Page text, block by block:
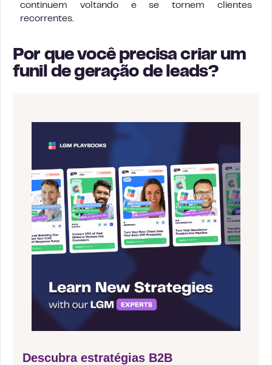
continuem voltando e se tornem clientes
recorrentes.
Por que você precisa criar um
funil de geração de leads?
Descubra estratégias B2B